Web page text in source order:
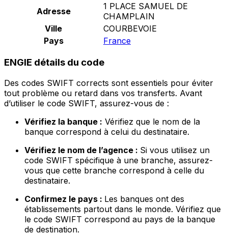
Adresse
1 PLACE SAMUEL DE
CHAMPLAIN
Ville
COURBEVOIE
Pays
France
ENGIE détails du code
Des codes SWIFT corrects sont essentiels pour éviter
tout problème ou retard dans vos transferts. Avant
d’utiliser le code SWIFT, assurez-vous de :
Vérifiez la banque : Vérifiez que le nom de la
banque correspond à celui du destinataire.
Vérifiez le nom de l’agence : Si vous utilisez un
code SWIFT spécifique à une branche, assurez-
vous que cette branche correspond à celle du
destinataire.
Confirmez le pays : Les banques ont des
établissements partout dans le monde. Vérifiez que
le code SWIFT correspond au pays de la banque
de destination.